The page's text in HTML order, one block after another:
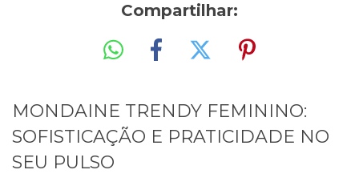
Compartilhar:
MONDAINE TRENDY FEMININO:
SOFISTICAÇÃO E PRATICIDADE NO
SEU PULSO